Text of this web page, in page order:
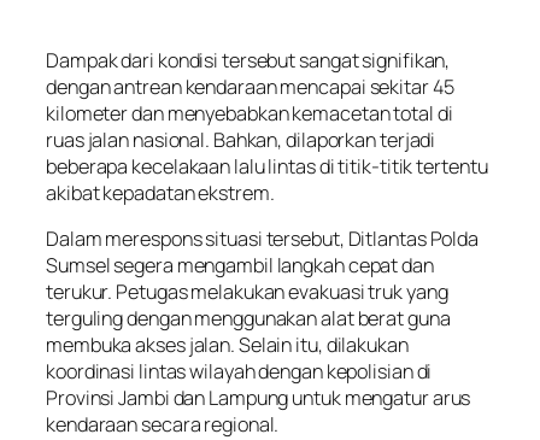
Dampak dari kondisi tersebut sangat signifikan,
dengan antrean kendaraan mencapai sekitar 45
kilometer dan menyebabkan kemacetan total di
ruas jalan nasional. Bahkan, dilaporkan terjadi
beberapa kecelakaan lalu lintas di titik-titik tertentu
akibat kepadatan ekstrem.
Dalam merespons situasi tersebut, Ditlantas Polda
Sumsel segera mengambil langkah cepat dan
terukur. Petugas melakukan evakuasi truk yang
terguling dengan menggunakan alat berat guna
membuka akses jalan. Selain itu, dilakukan
koordinasi lintas wilayah dengan kepolisian di
Provinsi Jambi dan Lampung untuk mengatur arus
kendaraan secara regional.